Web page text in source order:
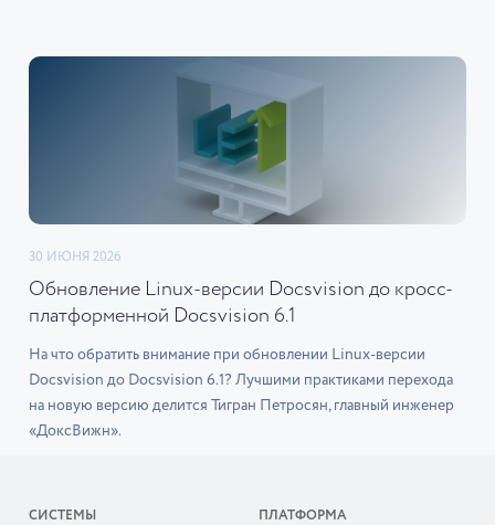
30 ИЮНЯ 2026
Обновление Linux-версии Docsvision до кросс-
платформенной Docsvision 6.1
На что обратить внимание при обновлении Linux-версии
Docsvision до Docsvision 6.1? Лучшими практиками перехода
на новую версию делится Тигран Петросян, главный инженер
«ДоксВижн».
СИСТЕМЫ ПЛАТФОРМА